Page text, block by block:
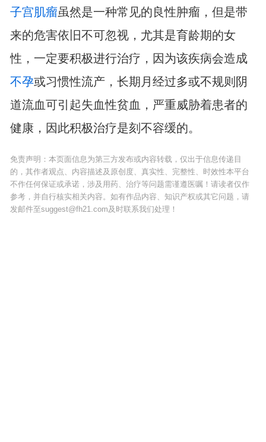
子宫肌瘤虽然是一种常见的良性肿瘤，但是带
来的危害依旧不可忽视，尤其是育龄期的女
性，一定要积极进行治疗，因为该疾病会造成
不孕或习惯性流产，长期月经过多或不规则阴
道流血可引起失血性贫血，严重威胁着患者的
健康，因此积极治疗是刻不容缓的。
免责声明：本页面信息为第三方发布或内容转载，仅出于信息传递目
的，其作者观点、内容描述及原创度、真实性、完整性、时效性本平台
不作任何保证或承诺，涉及用药、治疗等问题需谨遵医嘱！请读者仅作
参考，并自行核实相关内容。如有作品内容、知识产权或其它问题，请
发邮件至suggest@fh21.com及时联系我们处理！